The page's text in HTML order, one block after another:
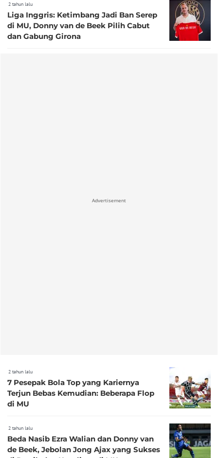
2 tahun lalu
Liga Inggris: Ketimbang Jadi Ban Serep
di MU, Donny van de Beek Pilih Cabut
dan Gabung Girona
Advertisement
2 tahun lalu
7 Pesepak Bola Top yang Kariernya
Terjun Bebas Kemudian: Beberapa Flop
di MU
2 tahun lalu
Beda Nasib Ezra Walian dan Donny van
de Beek, Jebolan Jong Ajax yang Sukses